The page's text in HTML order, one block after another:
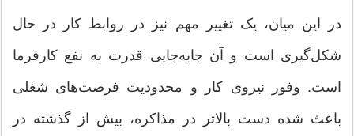
در این میان، یک تغییر مهم نیز در روابط کار در حال
شکل‌گیری است و آن جابه‌جایی قدرت به نفع کارفرما
است. وفور نیروی کار و محدودیت فرصت‌های شغلی
باعث شده دست بالاتر در مذاکره، بیش از گذشته در